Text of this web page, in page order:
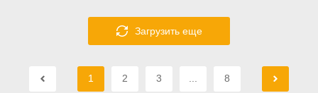
Загрузить еще
1 2 3 8